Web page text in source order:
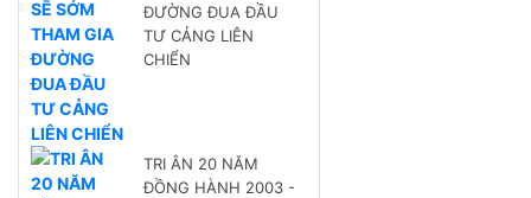
ĐƯỜNG ĐUA ĐẦU
TƯ CẢNG LIÊN
CHIỂN
TRI ÂN 20 NĂM
ĐỒNG HÀNH 2003 -